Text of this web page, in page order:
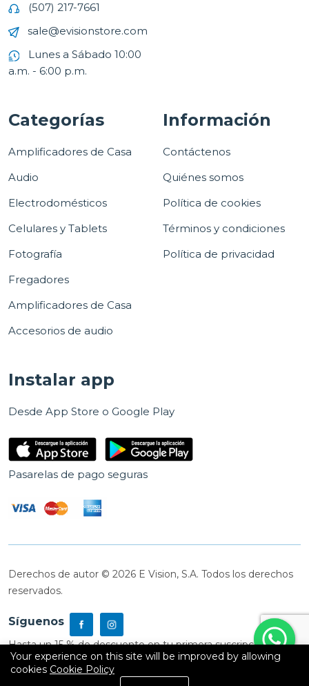
(507) 217-7661
sale@evisionstore.com
Lunes a Sábado 10:00
a.m. - 6:00 p.m.
Categorías
Amplificadores de Casa
Audio
Electrodomésticos
Celulares y Tablets
Fotografía
Fregadores
Amplificadores de Casa
Accesorios de audio
Información
Contáctenos
Quiénes somos
Política de cookies
Términos y condiciones
Política de privacidad
Instalar app
Desde App Store o Google Play
Pasarelas de pago seguras
Derechos de autor © 2026 E Vision, S.A. Todos los derechos
reservados.
Síguenos
Hasta un 15 % de descuento en tu primera suscripción
Your experience on this site will be improved by allowing
cookies Cookie Policy